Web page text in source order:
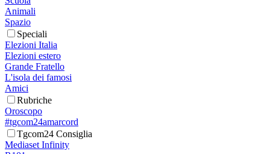
Animali
Spazio
Speciali
Elezioni Italia
Elezioni estero
Grande Fratello
L'isola dei famosi
Amici
Rubriche
Oroscopo
#tgcom24amarcord
Tgcom24 Consiglia
Mediaset Infinity